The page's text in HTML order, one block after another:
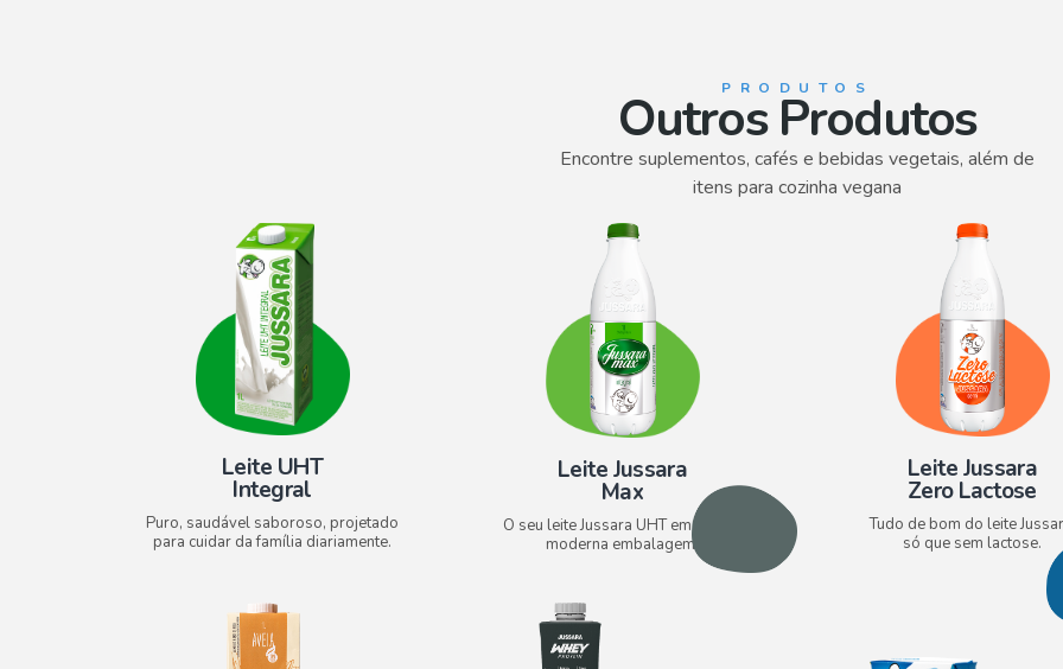
PRODUTOS
Outros Produtos
Encontre suplementos, cafés e bebidas vegetais, além de
itens para cozinha vegana
Leite UHT
Integral
Puro, saudável saboroso, projetado
para cuidar da família diariamente.
Leite Jussara
Max
O seu leite Jussara UHT em nova e
moderna embalagem.
Leite Jussara
Zero Lactose​
Tudo de bom do leite
só que sem lactose.